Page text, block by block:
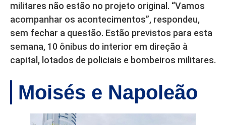
militares não estão no projeto original. “Vamos
acompanhar os acontecimentos”, respondeu,
sem fechar a questão. Estão previstos para esta
semana, 10 ônibus do interior em direção à
capital, lotados de policiais e bombeiros militares.
Moisés e Napoleão